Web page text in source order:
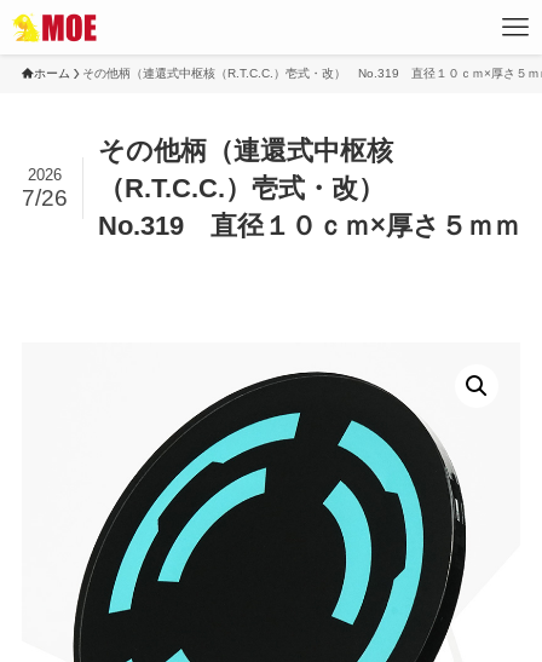
ホーム その他柄（連還式中枢核（R.T.C.C.）壱式・改） No.319 直径１０ｃｍ×厚さ５ｍ
その他柄（連還式中枢核
（R.T.C.C.）壱式・改）
No.319 直径１０ｃｍ×厚さ５ｍｍ
2026
7/26